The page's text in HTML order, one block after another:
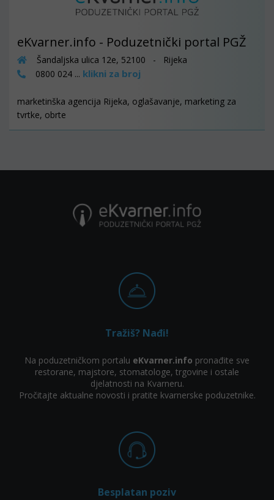
eKvarner.info - Poduzetnički portal PGŽ
Šandaljska ulica 12e, 52100 - Rijeka
0800 024 ... klikni za broj
marketinška agencija Rijeka, oglašavanje, marketing za
tvrtke, obrte
Tražiš? Nađi!
Na poduzetničkom portalu eKvarner.info pronađite sve
restorane, majstore, stomatologe, trgovine i ostale
djelatnosti na Kvarneru.
Pročitajte aktualne novosti i pratite kvarnerske poduzetnike.
Besplatan poziv